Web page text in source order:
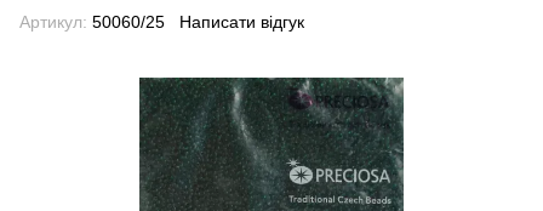
Артикул: 50060/25 Написати відгук